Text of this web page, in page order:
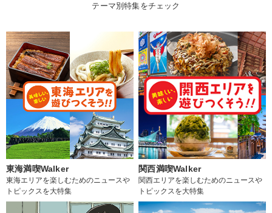
テーマ別特集をチェック
東海満喫Walker
東海エリアを楽しむためのニュースや
トピックスを大特集
関西満喫Walker
関西エリアを楽しむためのニュースや
トピックスを大特集